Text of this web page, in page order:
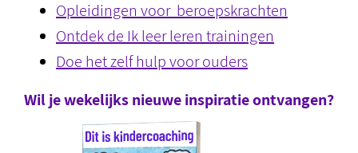
Opleidingen voor beroepskrachten
Ontdek de Ik leer leren trainingen
Doe het zelf hulp voor ouders
Wil je wekelijks nieuwe inspiratie ontvangen?